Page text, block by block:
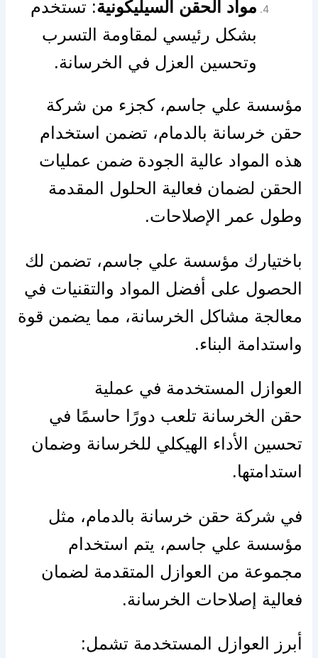
مواد الحقن السيليكونية: تستخدم
بشكل رئيسي لمقاومة التسرب
وتحسين العزل في الخرسانة.
مؤسسة علي جاسم، كجزء من شركة
حقن خرسانة بالدمام، تضمن استخدام
هذه المواد عالية الجودة ضمن عمليات
الحقن لضمان فعالية الحلول المقدمة
وطول عمر الإصلاحات.
باختيارك مؤسسة علي جاسم، تضمن لك
الحصول على أفضل المواد والتقنيات في
معالجة مشاكل الخرسانة، مما يضمن قوة
واستدامة البناء.
العوازل المستخدمة في عملية
حقن الخرسانة تلعب دورًا حاسمًا في
تحسين الأداء الهيكلي للخرسانة وضمان
استدامتها.
في شركة حقن خرسانة بالدمام، مثل
مؤسسة علي جاسم، يتم استخدام
مجموعة من العوازل المتقدمة لضمان
فعالية إصلاحات الخرسانة. ️
أبرز العوازل المستخدمة تشمل: